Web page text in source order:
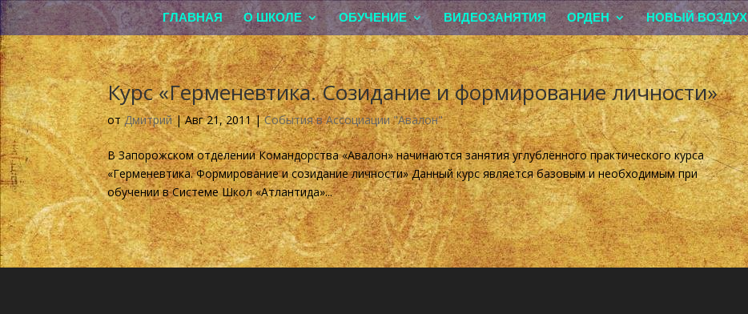
ГЛАВНАЯ О ШКОЛЕ ОБУЧЕНИЕ ВИДЕОЗАНЯТИЯ ОРДЕН НОВЫЙ ВОЗДУХ
Курс «Герменевтика. Созидание и формирование личности»
отДмитрий|Авг 21, 2011|События в Ассоциации "Авалон"
В Запорожском отделении Командорства «Авалон» начинаются занятия углублённого практического курса
«Герменевтика. Формирование и созидание личности» Данный курс является базовым и необходимым при
обучении в Системе Школ «Атлантида»...